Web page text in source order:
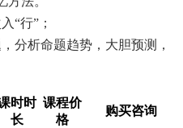
“行”；
分析命题趋势，大胆预测，
时时
长
课程价
格
购买咨询